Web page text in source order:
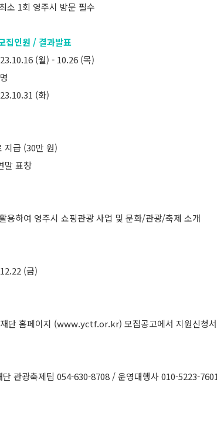
소 1회 영주시 방문 필수
집인원 / 결과발표
(월) - 10.26 (목)
(화)
지급 (30만 원)
말 표창
용하여 영주시 쇼핑관광 사업 및 문화/관광/축제 소개
(금)
단 홈페이지 (www.yctf.or.kr) 모집공고에서 지원신청
단 관광축제팀 054-630-8708 / 운영대행사 010-5223-7601